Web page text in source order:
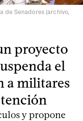
de Senadores (archivo,
proyecto
el
a militares
y propone